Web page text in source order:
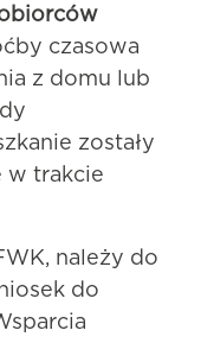
czasowa
z domu lub
zostały
w trakcie
należy do
do